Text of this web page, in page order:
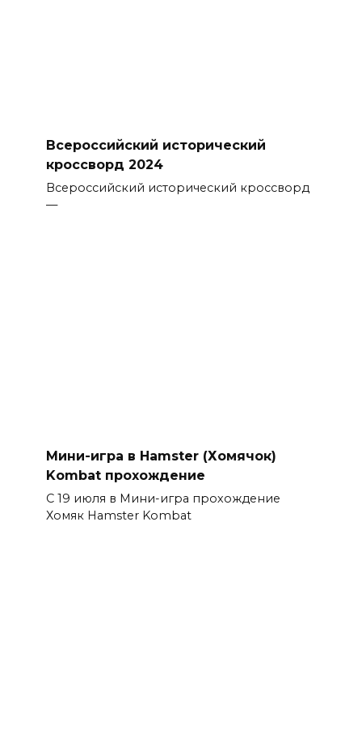
Всероссийский исторический
кроссворд 2024
Всероссийский исторический кроссворд
—
Мини-игра в Hamster (Хомячок)
Kombat прохождение
С 19 июля в Мини-игра прохождение
Хомяк Hamster Kombat